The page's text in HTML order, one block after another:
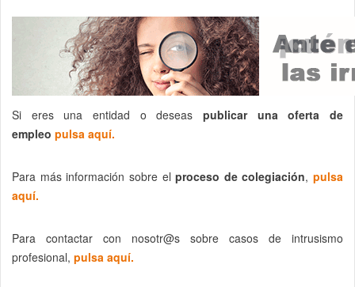
Si eres una entidad o deseas publicar una oferta de
empleo pulsa aquí.
Para más información sobre elproceso de colegiación, pulsa
aquí.
Para contactar con nosotr@s sobre casos de intrusismo
profesional, pulsa aquí.